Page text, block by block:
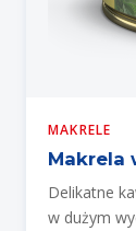
MAKRELE
Makrela
Delikatne
w dużym